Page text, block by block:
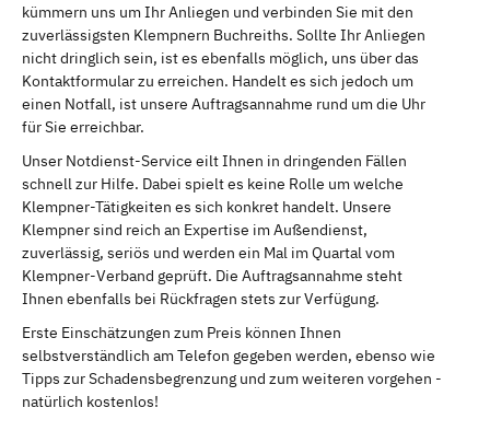
kümmern uns um Ihr Anliegen und verbinden Sie mit den
zuverlässigsten Klempnern Buchreiths. Sollte Ihr Anliegen
nicht dringlich sein, ist es ebenfalls möglich, uns über das
Kontaktformular zu erreichen. Handelt es sich jedoch um
einen Notfall, ist unsere Auftragsannahme rund um die Uhr
für Sie erreichbar.
Unser Notdienst-Service eilt Ihnen in dringenden Fällen
schnell zur Hilfe. Dabei spielt es keine Rolle um welche
Klempner-Tätigkeiten es sich konkret handelt. Unsere
Klempner sind reich an Expertise im Außendienst,
zuverlässig, seriös und werden ein Mal im Quartal vom
Klempner-Verband geprüft. Die Auftragsannahme steht
Ihnen ebenfalls bei Rückfragen stets zur Verfügung.
Erste Einschätzungen zum Preis können Ihnen
selbstverständlich am Telefon gegeben werden, ebenso wie
Tipps zur Schadensbegrenzung und zum weiteren vorgehen -
natürlich kostenlos!